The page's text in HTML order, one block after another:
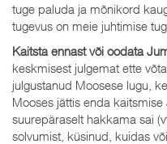
tuge paluda ja mõnikord
tugevus on meie juhtimise
Kaitsta ennast või oodata
keskmisest julgemat ette
julgustanud Moosese lugu,
Mooses jättis enda
suurepäraselt hakkama sai
solvumist, küsinud, kuidas